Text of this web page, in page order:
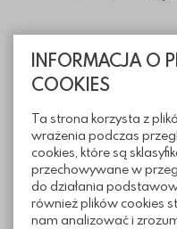
INFORMACJA O
COOKIES
Ta strona korzysta z
wrażenia podczas
cookies, które są
przechowywane w
do działania
również plików cookies
nam analizować i
Informacje
Pliki do